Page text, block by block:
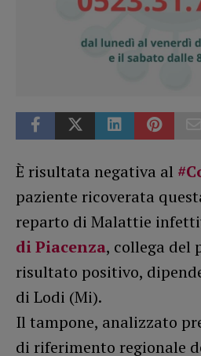
È risultata negativa al
paziente ricoverata
reparto di Malattie
di Piacenza, collega del
risultato positivo,
di Lodi (Mi).
Il tampone, analizzato
di riferimento regionale